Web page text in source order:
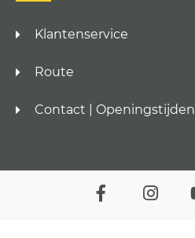
Klantenservice
Route
Contact | Openingstijden